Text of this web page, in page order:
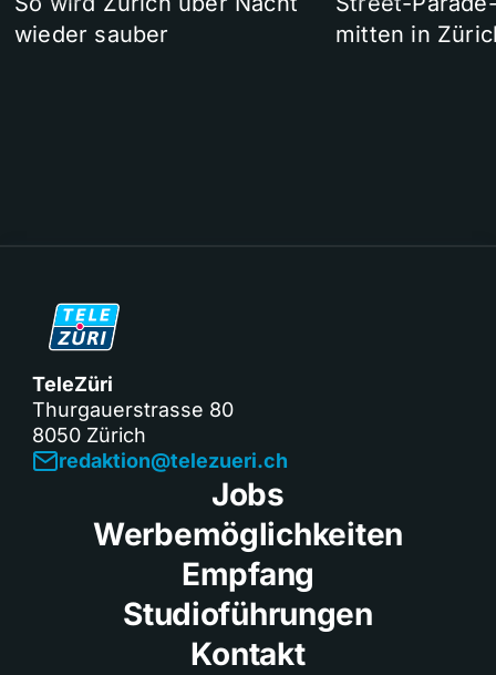
wieder sauber
mitten in
TeleZüri
Thurgauerstrasse 80
8050 Zürich
redaktion@telezueri.ch
Jobs
Werbemöglichkeiten
Empfang
Studioführungen
Kontakt